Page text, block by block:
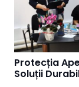
Protecția
Soluții